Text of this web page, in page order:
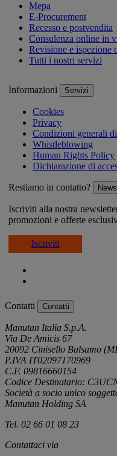
Mepa
E-Procurement
Recesso e postvendita
Consulenza online in
Revisione e ispezione
Tutti i nostri servizi
Informazioni Servizi
Cookies
Privacy
Condizioni generali
Whistleblowing
Human Rights Policy
Dichiarazione di
Restiamo in contatto?
Iscriviti alla nostra
promozioni e offerte
Iscriviti
Contatti Contatti
Manutan Italia S.p.A.
Via De Amicis 67
20092 Cinisello Balsamo
P.IVA IT02097170969
C.F. 09816660154
Codice Destinatario:
Società a socio unico
Manutan Holding SA
Tel. 02 66 01 08 23
Contattaci via